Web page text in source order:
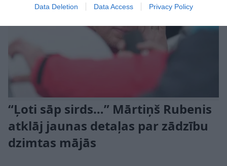
Data Deletion Data Access Privacy Policy
“Ļoti sāp sirds…” Mārtiņš Rubenis
atklāj jaunas detaļas par zādzību
dzimtas mājās